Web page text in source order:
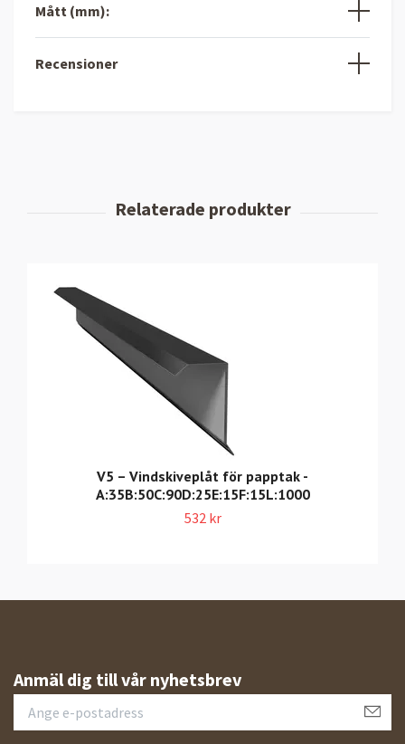
Mått (mm):
Recensioner
V5 – Vindskiveplåt för papptak -
A:35B:50C:90D:25E:15F:15L:1000
532 kr
Anmäl dig till vår nyhetsbrev